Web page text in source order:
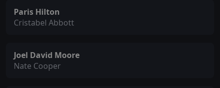
Paris Hilton
Cristabel Abbott
Joel David Moore
Nate Cooper